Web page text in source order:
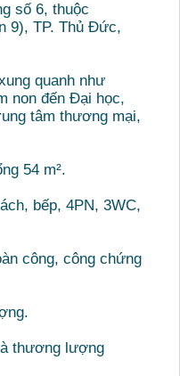
số 6, thuộc
9), TP. Thủ Đức,
quanh như
non đến Đại học,
tâm thương mại,
54 m².
bếp, 4PN, 3WC,
công, công chứng
thương lượng